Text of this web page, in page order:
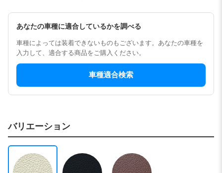
あなたの車種に適合しているかを調べる
車種によっては装着できないものもございます。あなたの車種を
入力して、適合する商品をご購入ください。
車種適合検索
バリエーション